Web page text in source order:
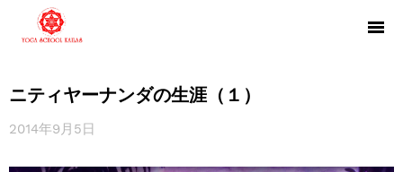
ニティヤーナンダの生涯（１）
2014年9月5日